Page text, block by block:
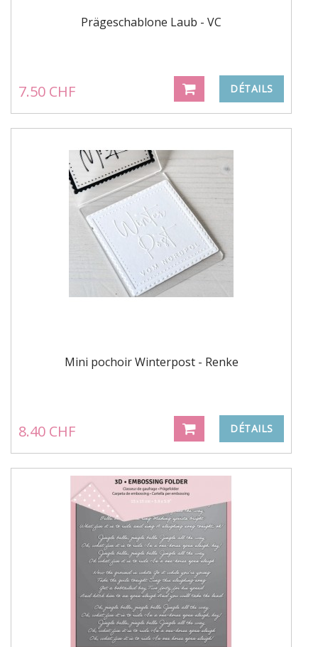
Prägeschablone Laub - VC
7.50 CHF DÉTAILS
Mini pochoir Winterpost - Renke
8.40 CHF DÉTAILS